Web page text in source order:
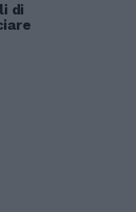
di